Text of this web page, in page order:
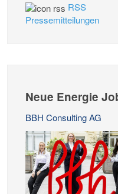
RSS
Pressemitteilungen
Neue Energie
BBH Consulting AG